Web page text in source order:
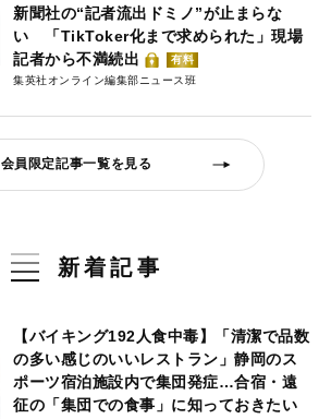
新聞社の“記者流出ドミノ”が止まらな
い 「TikToker化まで求められた」現場
記者から不満続出
有料
集英社オンライン編集部ニュース班
会員限定記事一覧を見る
新着記事
【バイキング192人食中毒】「清潔で品数
の多い感じのいいレストラン」静岡のス
ポーツ宿泊施設内で集団発症…合宿・遠
征の「集団での食事」に知っておきたい